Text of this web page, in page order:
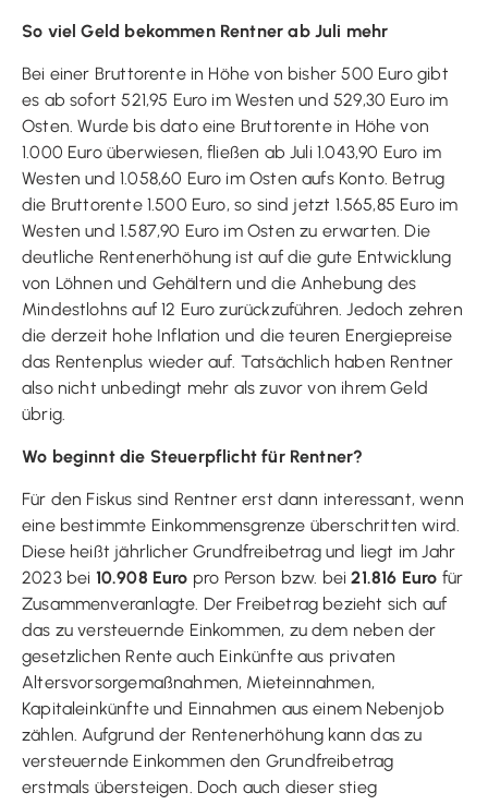
So viel Geld bekommen Rentner ab Juli mehr
Bei einer Bruttorente in Höhe von bisher 500 Euro gibt
es ab sofort 521,95 Euro im Westen und 529,30 Euro im
Osten. Wurde bis dato eine Bruttorente in Höhe von
1.000 Euro überwiesen, fließen ab Juli 1.043,90 Euro im
Westen und 1.058,60 Euro im Osten aufs Konto. Betrug
die Bruttorente 1.500 Euro, so sind jetzt 1.565,85 Euro im
Westen und 1.587,90 Euro im Osten zu erwarten. Die
deutliche Rentenerhöhung ist auf die gute Entwicklung
von Löhnen und Gehältern und die Anhebung des
Mindestlohns auf 12 Euro zurückzuführen. Jedoch zehren
die derzeit hohe Inflation und die teuren Energiepreise
das Rentenplus wieder auf. Tatsächlich haben Rentner
also nicht unbedingt mehr als zuvor von ihrem Geld
übrig.
Wo beginnt die Steuerpflicht für Rentner?
Für den Fiskus sind Rentner erst dann interessant, wenn
eine bestimmte Einkommensgrenze überschritten wird.
Diese heißt jährlicher Grundfreibetrag und liegt im Jahr
2023 bei 10.908 Euro pro Person bzw. bei21.816 Euro für
Zusammenveranlagte. Der Freibetrag bezieht sich auf
das zu versteuernde Einkommen, zu dem neben der
gesetzlichen Rente auch Einkünfte aus privaten
Altersvorsorgemaßnahmen, Mieteinnahmen,
Kapitaleinkünfte und Einnahmen aus einem Nebenjob
zählen. Aufgrund der Rentenerhöhung kann das zu
versteuernde Einkommen den Grundfreibetrag
erstmals übersteigen. Doch auch dieser stieg